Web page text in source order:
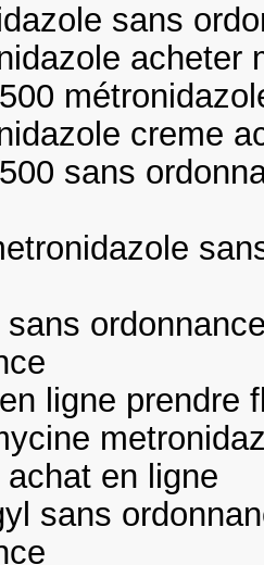
sans
acheter
creme
sans
ligne prendre
en ligne
sans